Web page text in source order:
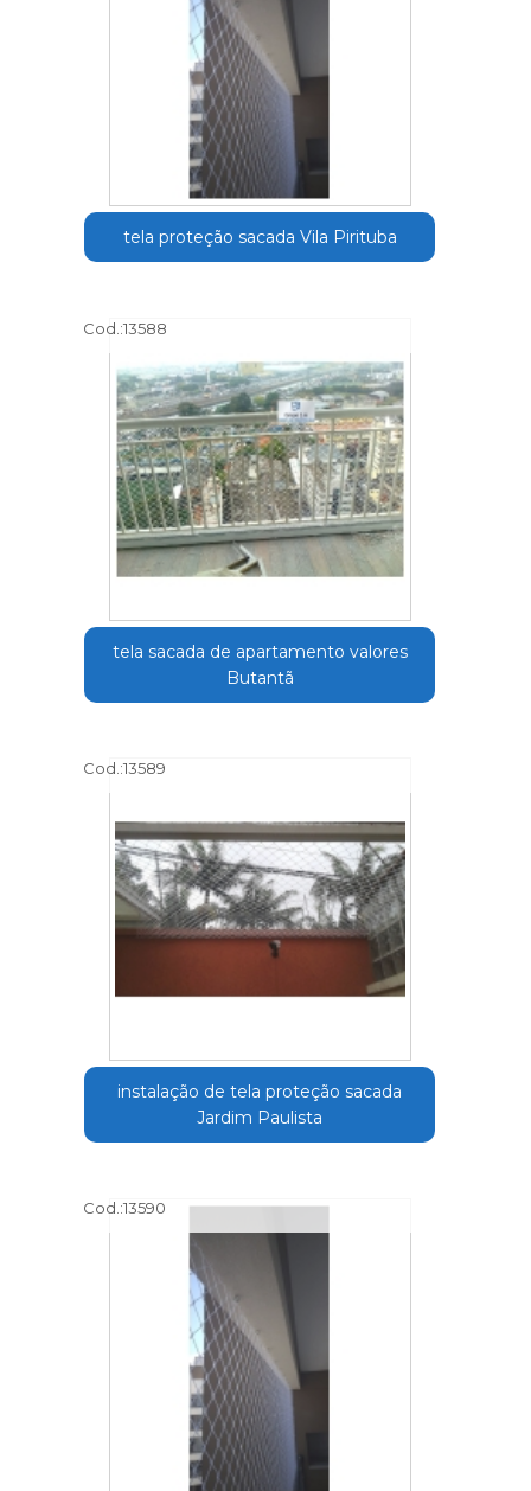
tela proteção sacada Vila Pirituba
Cod.:13588
tela sacada de apartamento valores
Butantã
Cod.:13589
instalação de tela proteção sacada
Jardim Paulista
Cod.:13590